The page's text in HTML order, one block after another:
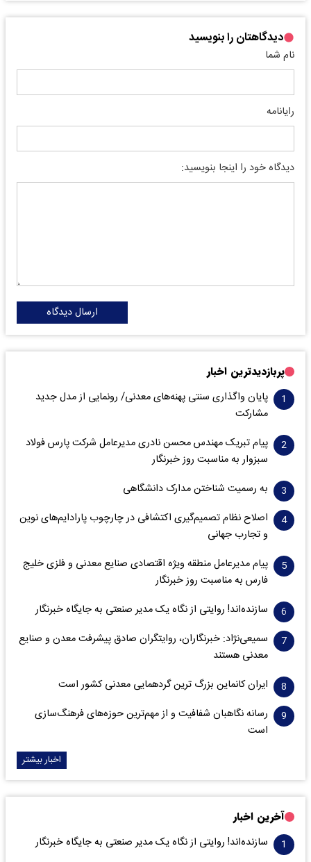
دیدگاهتان را بنویسید
نام شما
رایانامه
دیدگاه خود را اینجا بنویسید:
ارسال دیدگاه
پربازدیدترین اخبار
پایان واگذاری‌ سنتی پهنه‌های معدنی/ رونمایی از مدل جدید
مشارکت
پیام تبریک مهندس محسن نادری مدیرعامل شرکت پارس فولاد
سبزوار به مناسبت روز خبرنگار
به رسمیت شناختن مدارک دانشگاهی
اصلاح نظام تصمیم‌گیری اکتشافی در چارچوب پارادایم‌های نوین
و تجارب جهانی
پیام مدیرعامل منطقه ویژه اقتصادی صنایع معدنی و فلزی خلیج
فارس به مناسبت روز خبرنگار‌
سازنده‌اند! روایتی از نگاه یک مدیر صنعتی به جایگاه خبرنگار
سمیعی‌نژاد: خبرنگاران، روایتگران صادق پیشرفت معدن و صنایع
معدنی هستند
ایران کانماین بزرگ ترین گردهمایی معدنی کشور است
رسانه نگاهبان شفافیت و از مهم‌ترین حوزه‌های فرهنگ‌سازی
است
اخبار بیشتر
آخرین اخبار
سازنده‌اند! روایتی از نگاه یک مدیر صنعتی به جایگاه خبرنگار